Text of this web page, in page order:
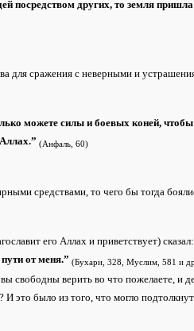
посредством других, то земля
для сражения с неверными и
можете силы и боевых коней,
(Анфаль, 60)
средствами, то чего бы тогда
его Аллах и приветствует) сказал:
от меня.” (Бухари, 328, Муслим, 581 и
свободны верить во что пожелаете, и
это было из того, что могло